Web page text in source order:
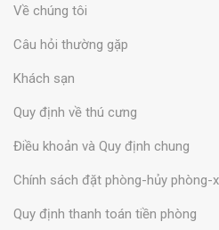
Về chúng tôi
Câu hỏi thường gặp
Khách sạn
Quy định về thú cưng
Điều khoản và Quy định chung
Chính sách đặt phòng-hủy phòng-
Quy định thanh toán tiền phòng